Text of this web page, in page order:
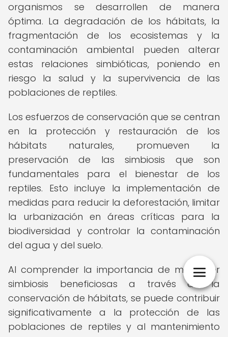
organismos se desarrollen de manera
óptima. La degradación de los hábitats, la
fragmentación de los ecosistemas y la
contaminación ambiental pueden alterar
estas relaciones simbióticas, poniendo en
riesgo la salud y la supervivencia de las
poblaciones de reptiles.
Los esfuerzos de conservación que se centran
en la protección y restauración de los
hábitats naturales, promueven la
preservación de las simbiosis que son
fundamentales para el bienestar de los
reptiles. Esto incluye la implementación de
medidas para reducir la deforestación, limitar
la urbanización en áreas críticas para la
biodiversidad y controlar la contaminación
del agua y del suelo.
Al comprender la importancia de mantener
simbiosis beneficiosas a través de la
conservación de hábitats, se puede contribuir
significativamente a la protección de las
poblaciones de reptiles y al mantenimiento